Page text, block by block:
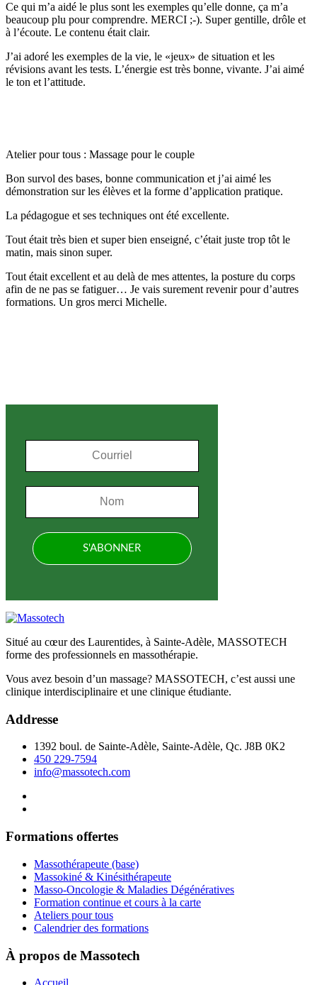
Ce qui m’a aidé le plus sont les exemples qu’elle donne, ça m’a
beaucoup plu pour comprendre. MERCI ;-). Super gentille, drôle et
à l’écoute. Le contenu était clair.
J’ai adoré les exemples de la vie, le «jeux» de situation et les
révisions avant les tests. L’énergie est très bonne, vivante. J’ai aimé
le ton et l’attitude.
Atelier pour tous : Massage pour le couple
Bon survol des bases, bonne communication et j’ai aimé les
démonstration sur les élèves et la forme d’application pratique.
La pédagogue et ses techniques ont été excellente.
Tout était très bien et super bien enseigné, c’était juste trop tôt le
matin, mais sinon super.
Tout était excellent et au delà de mes attentes, la posture du corps
afin de ne pas se fatiguer… Je vais surement revenir pour d’autres
formations. Un gros merci Michelle.
Situé au cœur des Laurentides, à Sainte-Adèle, MASSOTECH
forme des professionnels en massothérapie.
Vous avez besoin d’un massage? MASSOTECH, c’est aussi une
clinique interdisciplinaire et une clinique étudiante.
Addresse
1392 boul. de Sainte-Adèle, Sainte-Adèle, Qc. J8B 0K2
450 229-7594
info@massotech.com
Formations offertes
Massothérapeute (base)
Massokiné & Kinésithérapeute
Masso-Oncologie & Maladies Dégénératives
Formation continue et cours à la carte
Ateliers pour tous
Calendrier des formations
À propos de Massotech